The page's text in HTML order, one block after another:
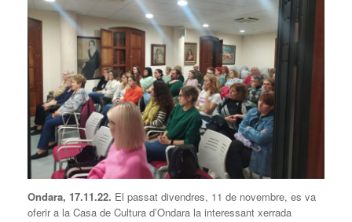
Ondara, 17.11.22. El passat divendres, 11 de novembre, es va
oferir a la Casa de Cultura d’Ondara la interessant xerrada